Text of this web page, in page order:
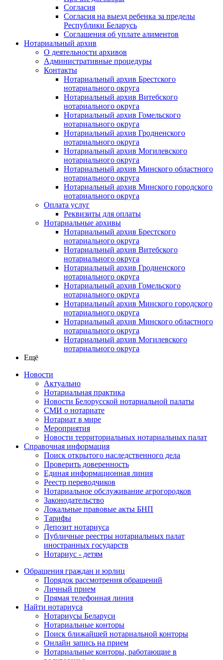
Согласия
Согласия на выезд ребенка за пределы
Республики Беларусь
Соглашения об уплате алиментов
Нотариальный архив
О деятельности архивов
Административные процедуры
Контакты
Нотариальный архив Брестского
нотариального округа
Нотариальный архив Витебского
нотариального округа
Нотариальный архив Гомельского
нотариального округа
Нотариальный архив Гродненского
нотариального округа
Нотариальный архив Могилевского
нотариального округа
Нотариальный архив Минского областного
нотариального округа
Нотариальный архив Минского городского
нотариального округа
Оплата услуг
Реквизиты для оплаты
Нотариальные архивы
Нотариальный архив Брестского
нотариального округа
Нотариальный архив Витебского
нотариального округа
Нотариальный архив Гродненского
нотариального округа
Нотариальный архив Гомельского
нотариального округа
Нотариальный архив Минского городского
нотариального округа
Нотариальный архив Минского областного
нотариального округа
Нотариальный архив Могилевского
нотариального округа
Ещё
Новости
Актуально
Нотариальная практика
Новости Белорусской нотариальной палаты
СМИ о нотариате
Нотариат в мире
Мероприятия
Новости территориальных нотариальных палат
Справочная информация
Поиск открытого наследственного дела
Проверить доверенность
Единая информационная линия
Реестр переводчиков
Нотариальное обслуживание агрогородков
Законодательство
Локальные правовые акты БНП
Тарифы
Депозит нотариуса
Публичные реестры нотариальных палат
иностранных государств
Нотариус - детям
Обращения граждан и юрлиц
Порядок рассмотрения обращений
Личный прием
Прямая телефонная линия
Найти нотариуса
Нотариусы Беларуси
Нотариальные конторы
Поиск ближайшей нотариальной конторы
Онлайн запись на прием
Нотариальные конторы, работающие в